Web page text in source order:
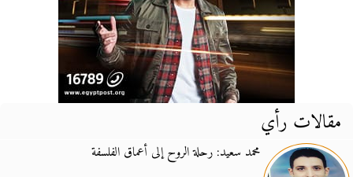
مقالات رأي
محمد سعيد: رحلة الروح إلى أعماق الفلسفة